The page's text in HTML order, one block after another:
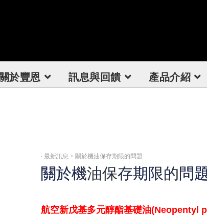
關於豐恩 訊息與回饋 產品介紹
‧ 最新訊息 > 關於機油保存期限的問題
關於機油保存期限的問
航空新戊基多元醇酯基礎油(Neopentyl